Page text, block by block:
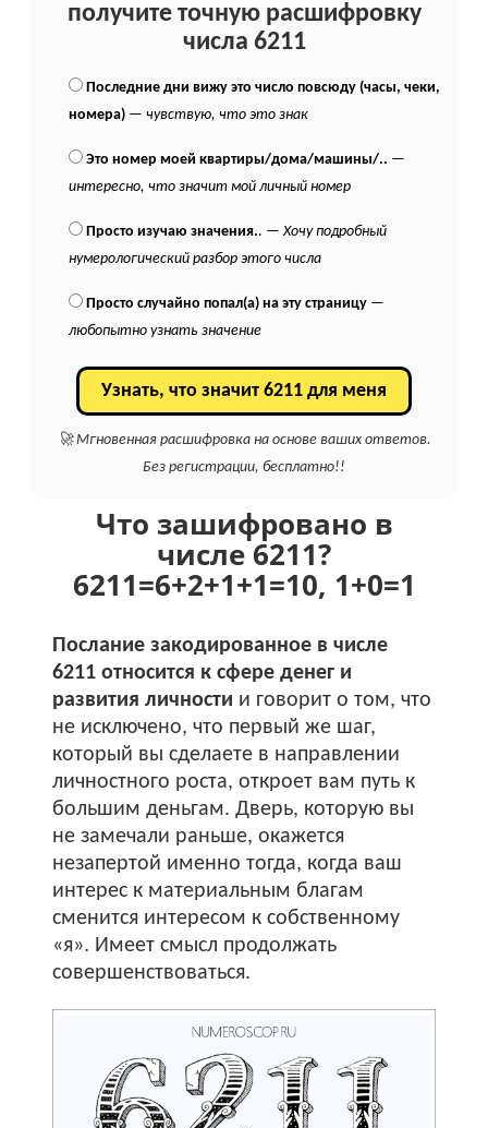
получите точную расшифровку
числа 6211
Последние дни вижу это число повсюду (часы, чеки,
номера) —чувствую, что это знак
Это номер моей квартиры/дома/машины/.. —
интересно, что значит мой личный номер
Просто изучаю значения.. —Хочу подробный
нумерологический разбор этого числа
Просто случайно попал(а) на эту страницу —
любопытно узнать значение
Узнать, что значит 6211 для меня
🚀 Мгновенная расшифровка на основе ваших ответов.
Без регистрации, бесплатно!!
Что зашифровано в
числе 6211?
6211=6+2+1+1=10, 1+0=1
Послание закодированное в числе
6211 относится к сфере денег и
развития личности и говорит о том, что
не исключено, что первый же шаг,
который вы сделаете в направлении
личностного роста, откроет вам путь к
большим деньгам. Дверь, которую вы
не замечали раньше, окажется
незапертой именно тогда, когда ваш
интерес к материальным благам
сменится интересом к собственному
«я». Имеет смысл продолжать
совершенствоваться.